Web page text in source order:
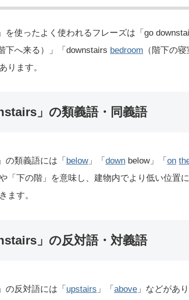
を使ったよく使われるフレーズは「go
下へ来る）」「downstairs bedroom （階下の
ります。
」の類義語・同義語
の類義語には「 below」「 down below」「 on
「下の階」を意味し、建物内でより低い位置
ます。
」の反対語・対義語
の反対語には「 upstairs 」「 above 」などがあ